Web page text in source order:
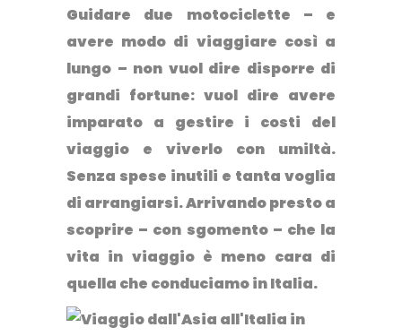
Guidare due motociclette – e
avere modo di viaggiare così a
lungo – non vuol dire disporre di
grandi fortune: vuol dire avere
imparato a gestire i costi del
viaggio e viverlo con umiltà.
Senza spese inutili e tanta voglia
di arrangiarsi. Arrivando presto a
scoprire – con sgomento – che la
vita in viaggio è meno cara di
quella che conduciamo in Italia.